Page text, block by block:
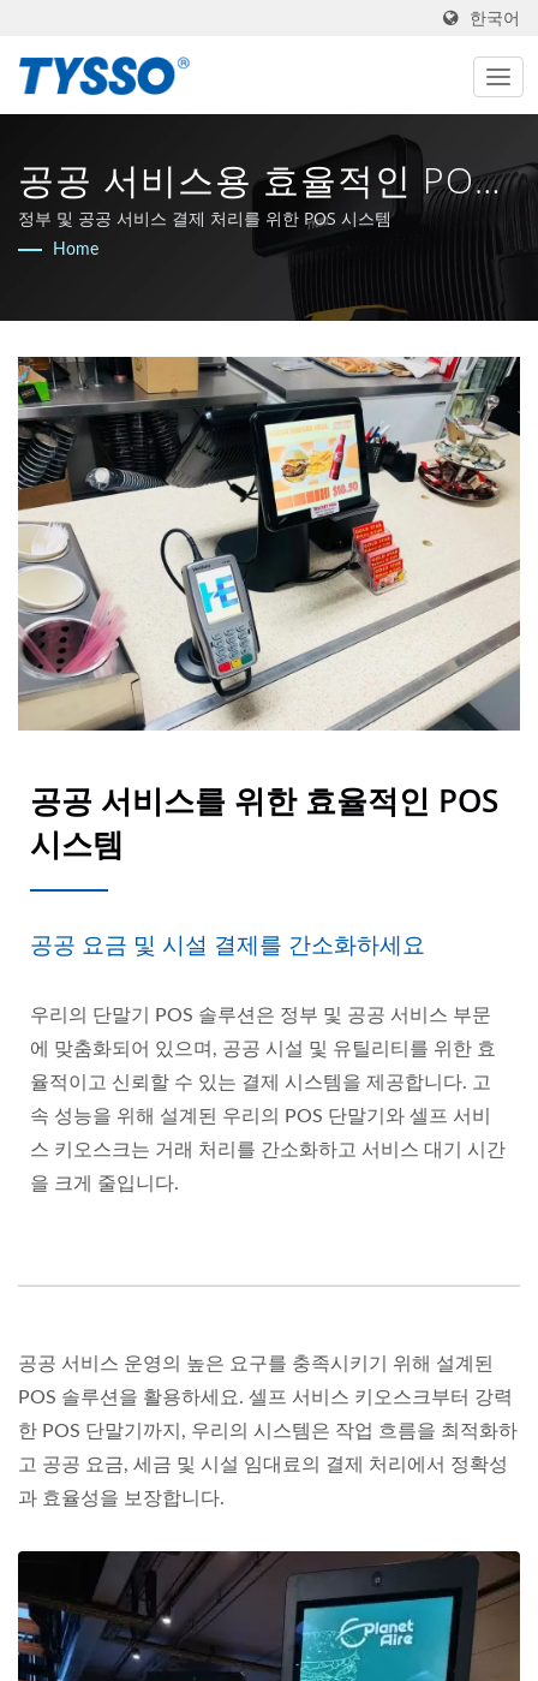
한국어
공공 서비스용 효율적인 POS
시스템 | 1981년부터 대만
FAMETECH INC
정부 및 공공 서비스 결제 처리를 위한 POS 시스템
Home
공공 서비스를 위한 효율적인 POS
시스템
공공 요금 및 시설 결제를 간소화하세요
우리의 단말기 POS 솔루션은 정부 및 공공 서비스 부문
에 맞춤화되어 있으며, 공공 시설 및 유틸리티를 위한 효
율적이고 신뢰할 수 있는 결제 시스템을 제공합니다. 고
속 성능을 위해 설계된 우리의 POS 단말기와 셀프 서비
스 키오스크는 거래 처리를 간소화하고 서비스 대기 시간
을 크게 줄입니다.
공공 서비스 운영의 높은 요구를 충족시키기 위해 설계된
POS 솔루션을 활용하세요. 셀프 서비스 키오스크부터 강력
한 POS 단말기까지, 우리의 시스템은 작업 흐름을 최적화하
고 공공 요금, 세금 및 시설 임대료의 결제 처리에서 정확성
과 효율성을 보장합니다.